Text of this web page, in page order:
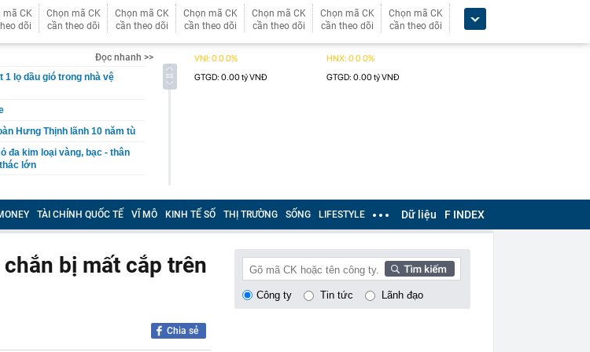
mã CK
dõi
Chọn mã CK
cần theo dõi
Chọn mã CK
cần theo dõi
Chọn mã CK
cần theo dõi
Chọn mã CK
cần theo dõi
Chọn mã CK
cần theo dõi
Chọn mã CK
cần theo dõi
Đọc nhanh >>
1 lọ dầu gió trong nhà vệ
Hưng Thịnh lãnh 10 năm tù
đa kim loại vàng, bạc - thân
lớn
nhập tịch đầu tiên trong lịch
rối, nhưng Vua Quạt cũng
mẻ quanh năm, chỉ từ 18 độ
TÀI CHÍNH QUỐC TẾ VĨ MÔ KINH TẾ SỐ THỊ TRƯỜNG SỐNG LIFESTYLE Dữ liệu F INDEX
bị mất cắp trên
Chia sẻ
Công ty Tin tức Lãnh đạo